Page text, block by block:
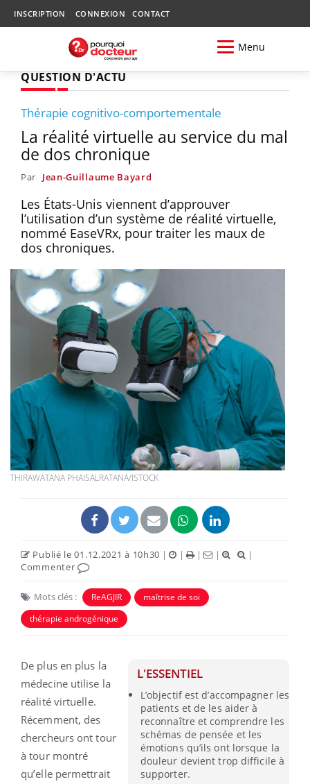
INSCRIPTION CONNEXION CONTACT
Menu
QUESTION D'ACTU
Thérapie cognitivo-comportementale
La réalité virtuelle au service du mal
de dos chronique
Par Jean-Guillaume Bayard
Les États-Unis viennent d’approuver
l’utilisation d’un système de réalité virtuelle,
nommé EaseVRx, pour traiter les maux de
dos chroniques.
THIRAWATANA PHAISALRATANA/ISTOCK
Publié le 01.12.2021 à 10h30 | | | |
|
Commenter
Mots clés : ReAGJIR
maîtrise de soi
thérapie androgénique
L'ESSENTIEL
L’objectif est d’accompagner les
patients et de les aider à
reconnaître et comprendre les
schémas de pensée et les
émotions qu’ils ont lorsque la
douleur devient trop difficile à
supporter.
De plus en plus la
médecine utilise la
réalité virtuelle.
Récemment, des
chercheurs ont tour
à tour montré
qu’elle permettrait